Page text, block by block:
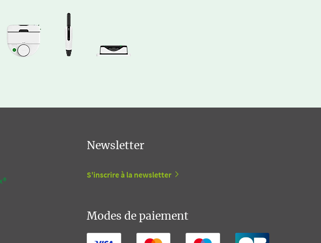
Newsletter
S'inscrire à la newsletter
Modes de paiement